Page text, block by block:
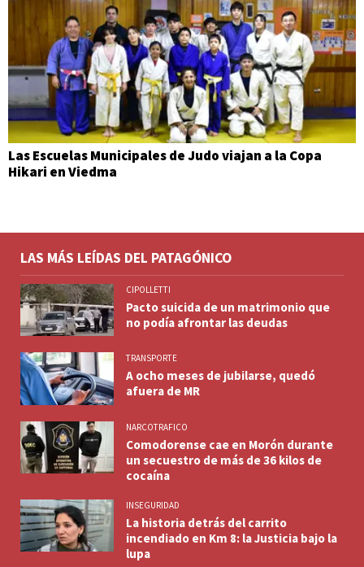
Las Escuelas Municipales de Judo viajan a la Copa
Hikari en Viedma
LAS MÁS LEÍDAS DEL PATAGÓNICO
CIPOLLETTI
Pacto suicida de un matrimonio que
no podía afrontar las deudas
TRANSPORTE
A ocho meses de jubilarse, quedó
afuera de MR
NARCOTRAFICO
Comodorense cae en Morón durante
un secuestro de más de 36 kilos de
cocaína
INSEGURIDAD
La historia detrás del carrito
incendiado en Km 8: la Justicia bajo la
lupa